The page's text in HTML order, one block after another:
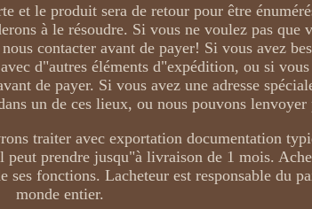
et le produit sera de retour pour être
à le résoudre. Si vous ne voulez pas que
contacter avant de payer! Si vous avez
d"autres éléments d"expédition, ou si vous
de payer. Si vous avez une adresse
un de ces lieux, ou nous pouvons lenvoyer
traiter avec exportation documentation
prendre jusqu"à livraison de 1 mois.
ses fonctions. Lacheteur est responsable du
monde entier.